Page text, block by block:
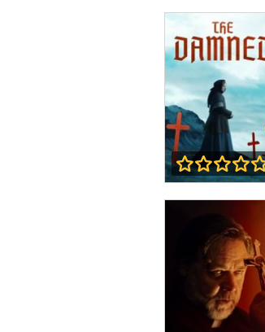
Substitution -
Bring her back
The Damned